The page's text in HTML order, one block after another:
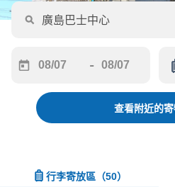
forward
interact
and
-
backward
interact
and
查看附近的
行李寄放區 （50）